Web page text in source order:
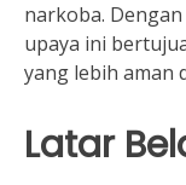
narkoba.
upaya ini
yang lebih aman
Latar